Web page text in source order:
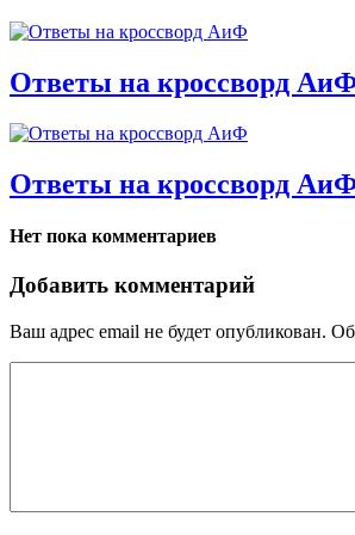
Ответы на кроссворд
Ответы на кроссворд
Нет пока комментариев
Добавить комментарий
Ваш адрес email не будет опубликован.